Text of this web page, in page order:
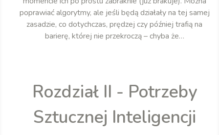
poprawiać algorytmy, ale jeśli będą działały na tej samej
zasadzie, co dotychczas, prędzej czy później trafią na
barierę, której nie przekroczą – chyba że…
Rozdział II - Potrzeby
Sztucznej Inteligencji